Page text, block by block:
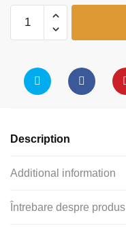
quantity
Description
Additional information
Întrebare despre produs